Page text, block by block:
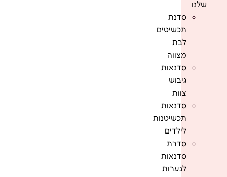
שלנו
סדנת
תכשיטים
לבת
מצווה
סדנאות
גיבוש
צוות
סדנאות
תכשיטנות
לילדים
סדרת
סדנאות
לנערות